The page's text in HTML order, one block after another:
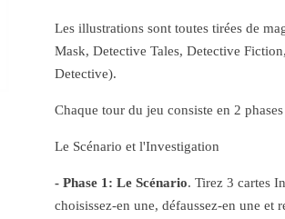
Les illustrations sont toutes tirées de
Mask, Detective Tales, Detective
Detective).
Chaque tour du jeu consiste en 2
Le Scénario et l'Investigation
- Phase 1: Le Scénario. Tirez 3 cartes
choisissez-en une, défaussez-en une et